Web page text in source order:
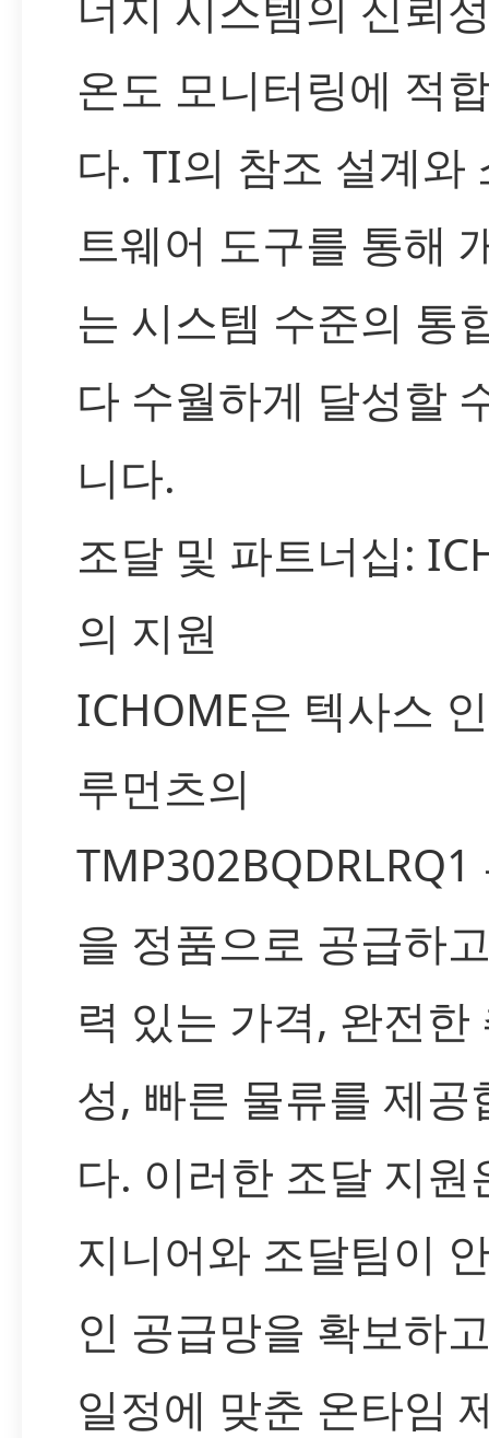
온도 모니터링에 적
다. TI의 참조 설계와
트웨어 도구를 통해
는 시스템 수준의 통
다 수월하게 달성할
니다.
조달 및 파트너십:
의 지원
ICHOME은 텍사스
루먼츠의
TMP302BQDRLRQ1
을 정품으로 공급하
력 있는 가격, 완전한
성, 빠른 물류를 제공
다. 이러한 조달 지원
지니어와 조달팀이
인 공급망을 확보하
일정에 맞춘 온타임